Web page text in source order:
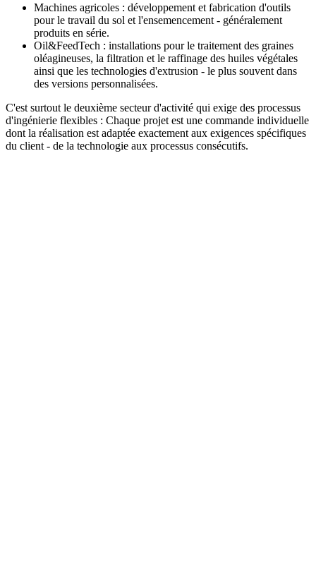
Machines agricoles : développement et fabrication d'outils
pour le travail du sol et l'ensemencement - généralement
produits en série.
Oil&FeedTech : installations pour le traitement des graines
oléagineuses, la filtration et le raffinage des huiles végétales
ainsi que les technologies d'extrusion - le plus souvent dans
des versions personnalisées.
C'est surtout le deuxième secteur d'activité qui exige des processus
d'ingénierie flexibles : Chaque projet est une commande individuelle
dont la réalisation est adaptée exactement aux exigences spécifiques
du client - de la technologie aux processus consécutifs.